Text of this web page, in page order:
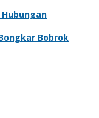
Hubungan
Bobrok